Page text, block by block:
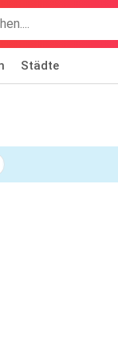
Städte